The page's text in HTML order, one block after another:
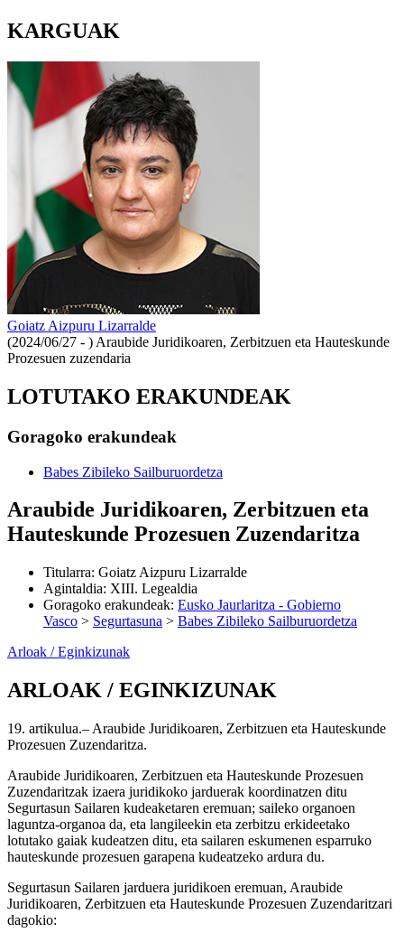
KARGUAK
Goiatz Aizpuru Lizarralde
(2024/06/27 - ) Araubide Juridikoaren, Zerbitzuen eta Hauteskunde
Prozesuen zuzendaria
LOTUTAKO ERAKUNDEAK
Goragoko erakundeak
Babes Zibileko Sailburuordetza
Araubide Juridikoaren, Zerbitzuen eta
Hauteskunde Prozesuen Zuzendaritza
Titularra: Goiatz Aizpuru Lizarralde
Agintaldia: XIII. Legealdia
Goragoko erakundeak: Eusko Jaurlaritza - Gobierno
Vasco > Segurtasuna > Babes Zibileko Sailburuordetza
Arloak / Eginkizunak
ARLOAK / EGINKIZUNAK
19. artikulua.– Araubide Juridikoaren, Zerbitzuen eta Hauteskunde
Prozesuen Zuzendaritza.
Araubide Juridikoaren, Zerbitzuen eta Hauteskunde Prozesuen
Zuzendaritzak izaera juridikoko jarduerak koordinatzen ditu
Segurtasun Sailaren kudeaketaren eremuan; saileko organoen
laguntza-organoa da, eta langileekin eta zerbitzu erkideetako
lotutako gaiak kudeatzen ditu, eta sailaren eskumenen esparruko
hauteskunde prozesuen garapena kudeatzeko ardura du.
Segurtasun Sailaren jarduera juridikoen eremuan, Araubide
Juridikoaren, Zerbitzuen eta Hauteskunde Prozesuen Zuzendaritzari
dagokio: